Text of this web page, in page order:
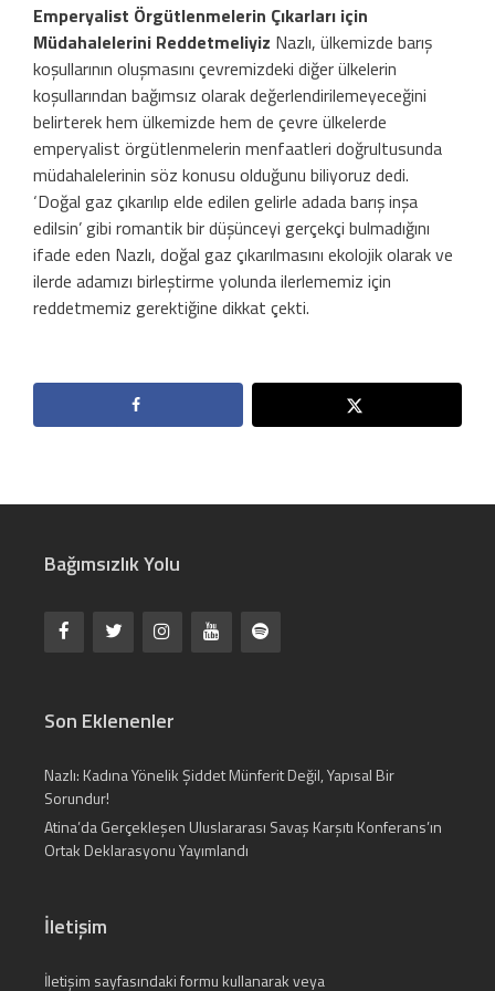
Emperyalist Örgütlenmelerin Çıkarları için
Müdahalelerini Reddetmeliyiz Nazlı, ülkemizde barış
koşullarının oluşmasını çevremizdeki diğer ülkelerin
koşullarından bağımsız olarak değerlendirilemeyeceğini
belirterek hem ülkemizde hem de çevre ülkelerde
emperyalist örgütlenmelerin menfaatleri doğrultusunda
müdahalelerinin söz konusu olduğunu biliyoruz dedi.
‘Doğal gaz çıkarılıp elde edilen gelirle adada barış inşa
edilsin’ gibi romantik bir düşünceyi gerçekçi bulmadığını
ifade eden Nazlı, doğal gaz çıkarılmasını ekolojik olarak ve
ilerde adamızı birleştirme yolunda ilerlememiz için
reddetmemiz gerektiğine dikkat çekti.
Bağımsızlık Yolu
Son Eklenenler
Nazlı: Kadına Yönelik Şiddet Münferit Değil, Yapısal Bir
Sorundur!
Atina’da Gerçekleşen Uluslararası Savaş Karşıtı Konferans’ın
Ortak Deklarasyonu Yayımlandı
İletişim
İletişim sayfasındaki formu kullanarak veya